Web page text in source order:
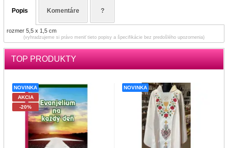
Popis Komentáre ?
rozmer 5,5 x 1,5 cm
(vyhradzujeme si právo meniť tieto popisy a špecifikácie bez predošlého upozornenia)
TOP PRODUKTY
NOVINKA
AKCIA
-20%
NOVINKA